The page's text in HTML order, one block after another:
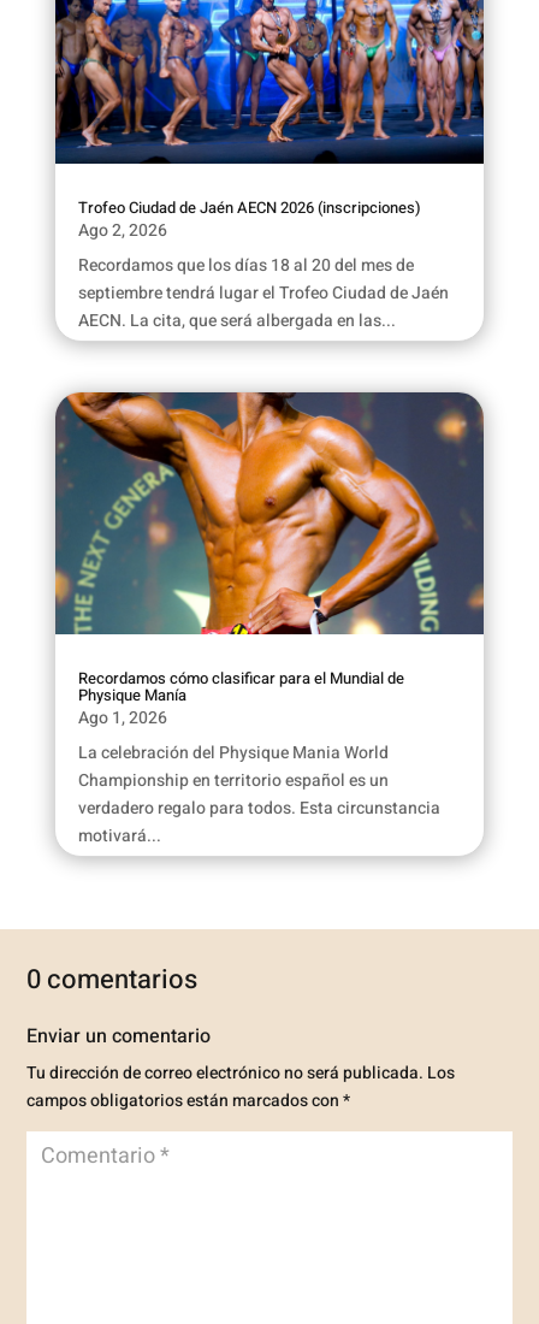
Trofeo Ciudad de Jaén AECN 2026 (inscripciones)
Ago 2, 2026
Recordamos que los días 18 al 20 del mes de
septiembre tendrá lugar el Trofeo Ciudad de Jaén
AECN. La cita, que será albergada en las...
Recordamos cómo clasificar para el Mundial de
Physique Manía
Ago 1, 2026
La celebración del Physique Mania World
Championship en territorio español es un
verdadero regalo para todos. Esta circunstancia
motivará...
0 comentarios
Enviar un comentario
Tu dirección de correo electrónico no será publicada. Los
campos obligatorios están marcados con*